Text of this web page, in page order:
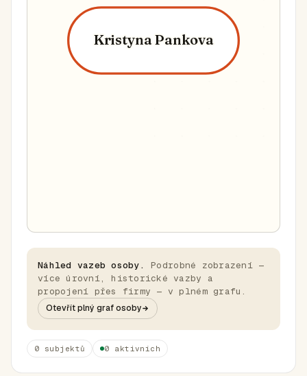
Kristyna Pankova
Náhled vazeb osoby.
Podrobné zobrazení —
více úrovní, historické vazby a
propojení přes firmy — v plném grafu.
Otevřít plný graf osoby
0 subjektů 0 aktivních